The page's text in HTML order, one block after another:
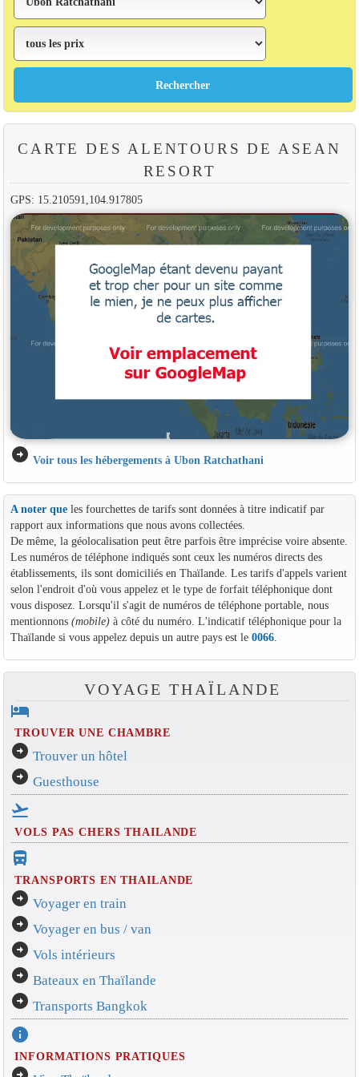
CARTE DES ALENTOURS DE ASEAN
RESORT
GPS: 15.210591,104.917805
arrow_circle_right Voir tous les hébergements à Ubon Ratchathani
A noter queles fourchettes de tarifs sont données à titre indicatif par
rapport aux informations que nous avons collectées.
De même, la géolocalisation peut être parfois être imprécise voire absente.
Les numéros de téléphone indiqués sont ceux les numéros directs des
établissements, ils sont domiciliés en Thaïlande. Les tarifs d'appels varient
selon l'endroit d'où vous appelez et le type de forfait téléphonique dont
vous disposez. Lorsqu'il s'agit de numéros de téléphone portable, nous
mentionnons (mobile)à côté du numéro. L'indicatif téléphonique pour la
Thaïlande si vous appelez depuis un autre pays est le 0066.
VOYAGE THAÏLANDE
hotel
TROUVER UNE CHAMBRE
arrow_circle_right Trouver un hôtel
arrow_circle_right Guesthouse
flight_takeoff
VOLS PAS CHERS THAILANDE
directions_bus_filled
TRANSPORTS EN THAILANDE
arrow_circle_right Voyager en train
arrow_circle_right Voyager en bus / van
arrow_circle_right Vols intérieurs
arrow_circle_right Bateaux en Thaïlande
arrow_circle_right Transports Bangkok
info
INFORMATIONS PRATIQUES